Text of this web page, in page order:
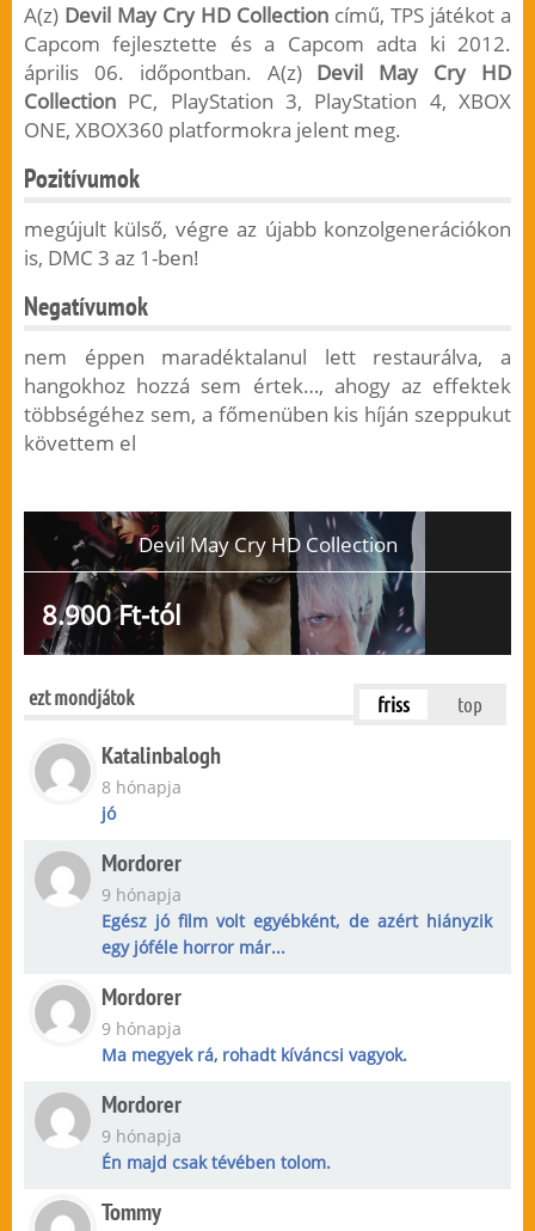
A(z) Devil May Cry HD Collection című, TPS játékot a
Capcom fejlesztette és a Capcom adta ki 2012.
április 06. időpontban. A(z) Devil May Cry HD
Collection PC, PlayStation 3, PlayStation 4, XBOX
ONE, XBOX360 platformokra jelent meg.
Pozitívumok
megújult külső, végre az újabb konzolgenerációkon
is, DMC 3 az 1-ben!
Negatívumok
nem éppen maradéktalanul lett restaurálva, a
hangokhoz hozzá sem értek…, ahogy az effektek
többségéhez sem, a főmenüben kis híján szeppukut
követtem el
Devil May Cry HD Collection
8.900 Ft-tól
ezt mondjátok friss top
Katalinbalogh
8 hónapja
jó
Mordorer
9 hónapja
Egész jó film volt egyébként, de azért hiányzik
egy jóféle horror már...
Mordorer
9 hónapja
Ma megyek rá, rohadt kíváncsi vagyok.
Mordorer
9 hónapja
Én majd csak tévében tolom.
Tommy